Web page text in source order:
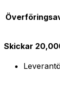
Skickar